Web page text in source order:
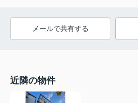
メールで共有する
近隣の物件